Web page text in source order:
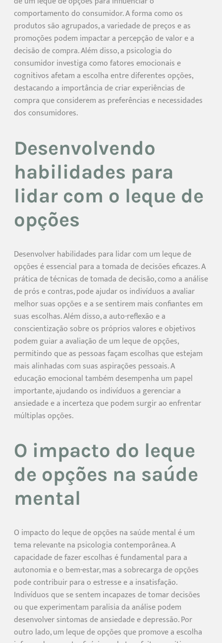
comportamento do consumidor. A forma como os
produtos são agrupados, a variedade de preços e as
promoções podem impactar a percepção de valor e a
decisão de compra. Além disso, a psicologia do
consumidor investiga como fatores emocionais e
cognitivos afetam a escolha entre diferentes opções,
destacando a importância de criar experiências de
compra que considerem as preferências e necessidades
dos consumidores.
Desenvolvendo
habilidades para
lidar com o leque de
opções
Desenvolver habilidades para lidar com um leque de
opções é essencial para a tomada de decisões eficazes. A
prática de técnicas de tomada de decisão, como a análise
de prós e contras, pode ajudar os indivíduos a avaliar
melhor suas opções e a se sentirem mais confiantes em
suas escolhas. Além disso, a auto-reflexão e a
conscientização sobre os próprios valores e objetivos
podem guiar a avaliação de um leque de opções,
permitindo que as pessoas façam escolhas que estejam
mais alinhadas com suas aspirações pessoais. A
educação emocional também desempenha um papel
importante, ajudando os indivíduos a gerenciar a
ansiedade e a incerteza que podem surgir ao enfrentar
múltiplas opções.
O impacto do leque
de opções na saúde
mental
O impacto do leque de opções na saúde mental é um
tema relevante na psicologia contemporânea. A
capacidade de fazer escolhas é fundamental para a
autonomia e o bem-estar, mas a sobrecarga de opções
pode contribuir para o estresse e a insatisfação.
Indivíduos que se sentem incapazes de tomar decisões
ou que experimentam paralisia da análise podem
desenvolver sintomas de ansiedade e depressão. Por
outro lado, um leque de opções que promove a escolha